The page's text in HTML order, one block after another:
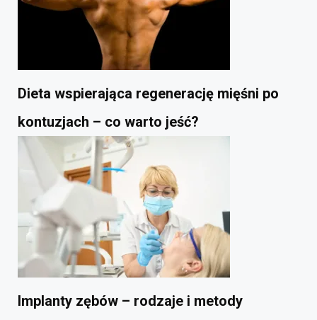
Dieta wspierająca regenerację mięśni po
kontuzjach – co warto jeść?
Implanty zębów – rodzaje i metody